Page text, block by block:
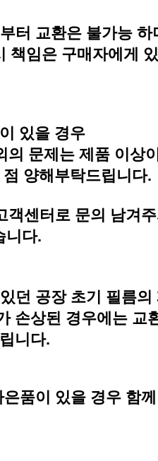
있을 경우
양해부탁드립니다.
니다.
니다.